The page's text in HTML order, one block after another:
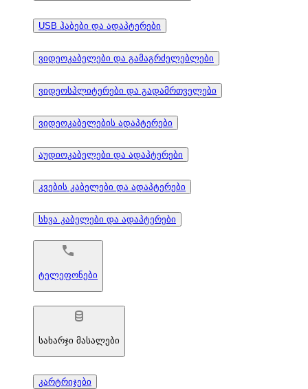
USB ჰაბები და ადაპტერები
ვიდეოკაბელები და გამაგრძელებლები
ვიდეოსპლიტერები და გადამრთველები
ვიდეოკაბელების ადაპტერები
აუდიოკაბელები და ადაპტერები
კვების კაბელები და ადაპტერები
სხვა კაბელები და ადაპტერები
ტელეფონები
სახარჯი მასალები
კარტრიჯები